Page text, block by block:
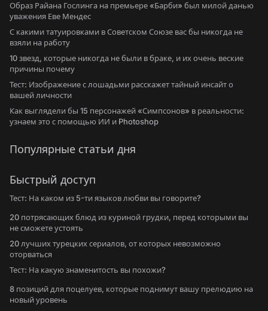
Образ Райана Гослинга на премьере «Барби» был милой данью
уважения Еве Мендес
С какими татуировками в Советском Союзе вас бы никогда не
взяли на работу
10 звезд, которые никогда не были в браке, и их очень веские
причины почему
Тест: Изображение с лошадьми расскажет тайный инсайт о
вашей личности
Как выглядели бы 15 персонажей «Симпсонов» в реальности:
узнаем это с помощью ИИ и Photoshop
Популярные статьи дня
Быстрый доступ
Тест: На каком из 5-ти языков любви вы говорите?
20 потрясающих блюд из куриной грудки, перед которыми вы
не сможете устоять
20 лучших турецких сериалов, от которых невозможно
оторваться
Тест: На какую знаменитость вы похожи?
8 позиций для поцелуев, которые поднимут вашу прелюдию на
новый уровень